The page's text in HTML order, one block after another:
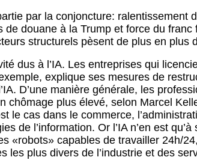
par la conjoncture: ralentissement
douane à la Trump et force du franc
structurels pèsent de plus en plus
dus à l’IA. Les entreprises qui
explique ses mesures de
D’une manière générale, les
chômage plus élevé, selon Marcel
le cas dans le commerce,
de l’information. Or l’IA n’en est
«robots» capables de travailler 24h/
les plus divers de l’industrie et des